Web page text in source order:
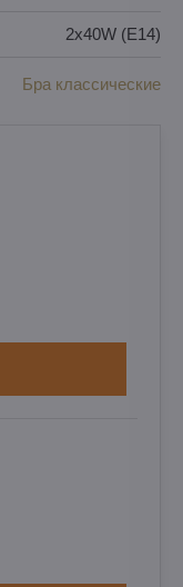
2x40W (E14)
Бра классические